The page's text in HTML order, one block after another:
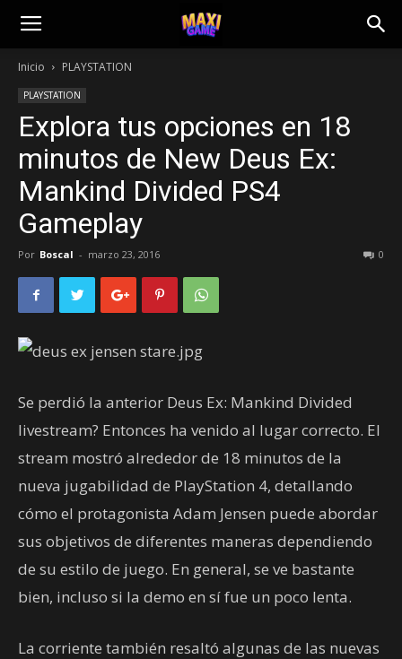
Inicio PLAYSTATION
PLAYSTATION
Explora tus opciones en 18
minutos de New Deus Ex:
Mankind Divided PS4
Gameplay
Por Boscal - marzo 23, 2016 0
Se perdió la anterior Deus Ex: Mankind Divided
livestream? Entonces ha venido al lugar correcto. El
stream mostró alrededor de 18 minutos de la
nueva jugabilidad de PlayStation 4, detallando
cómo el protagonista Adam Jensen puede abordar
sus objetivos de diferentes maneras dependiendo
de su estilo de juego. En general, se ve bastante
bien, incluso si la demo en sí fue un poco lenta.
La corriente también resaltó algunas de las nuevas